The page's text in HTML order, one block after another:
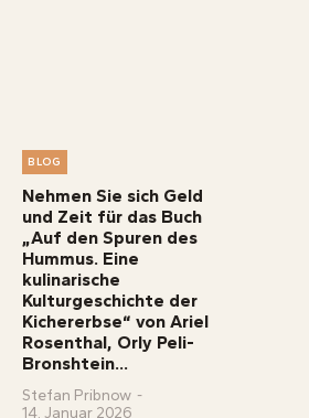
BLOG
Nehmen Sie sich Geld
und Zeit für das Buch
„Auf den Spuren des
Hummus. Eine
kulinarische
Kulturgeschichte der
Kichererbse“ von Ariel
Rosenthal, Orly Peli-
Bronshtein...
Stefan Pribnow -
14. Januar 2026